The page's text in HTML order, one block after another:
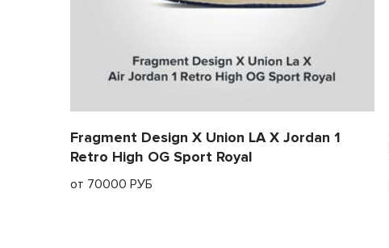
Fragment Design X Union LA X Jordan 1
Retro High OG Sport Royal
от 70000 РУБ